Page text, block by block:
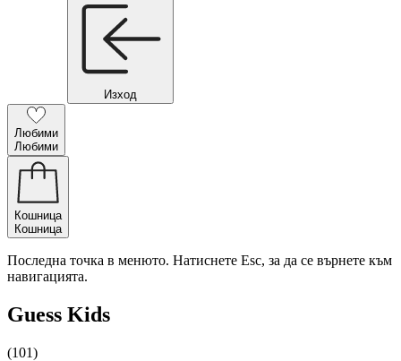
Изход
Любими
Любими
Кошница
Кошница
Последна точка в менюто. Натиснете Esc, за да се върнете към
навигацията.
Guess Kids
(101)